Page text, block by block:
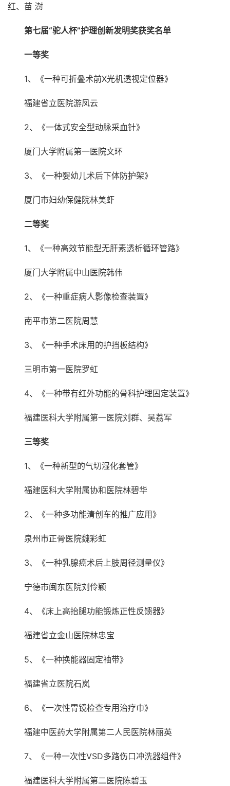
红、苗 澍
第七届“驼人杯”护理创新发明奖获奖名单
一等奖
1、《一种可折叠术前X光机透视定位器》
福建省立医院游凤云
2、《一体式安全型动脉采血针》
厦门大学附属第一医院文环
3、《一种婴幼儿术后下体防护架》
厦门市妇幼保健院林美虾
二等奖
1、《一种高效节能型无肝素透析循环管路》
厦门大学附属中山医院韩伟
2、《一种重症病人影像检查装置》
南平市第二医院周慧
3、《一种手术床用的护挡板结构》
三明市第一医院罗虹
4、《一种带有红外功能的骨科护理固定装置》
福建医科大学附属第一医院刘群、吴荔军
三等奖
1、《一种新型的气切湿化套管》
福建医科大学附属协和医院林碧华
2、《一种多功能清创车的推广应用》
泉州市正骨医院魏彩虹
3、《一种乳腺癌术后上肢周径测量仪》
宁德市闽东医院刘伶颖
4、《床上高抬腿功能锻炼正性反馈器》
福建省立金山医院林忠宝
5、《一种换能器固定袖带》
福建省立医院石岚
6、《一次性胃镜检查专用治疗巾》
福建中医药大学附属第二人民医院林丽英
7、《一种一次性VSD多路伤口冲洗器组件》
福建医科大学附属第二医院陈碧玉